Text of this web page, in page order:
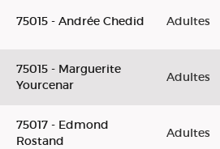
75015 - Andrée Chedid Adultes
75015 - Marguerite
Yourcenar
Adultes
75017 - Edmond
Rostand
Adultes